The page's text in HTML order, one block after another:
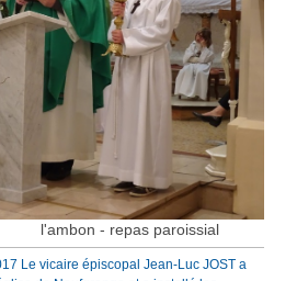
l'ambon - repas paroissial
Le vicaire épiscopal Jean-Luc JOST a